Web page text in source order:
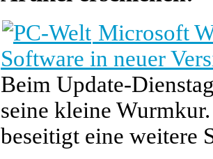
Microsoft
Software in neuer
Beim Update-
seine kleine
beseitigt eine weitere